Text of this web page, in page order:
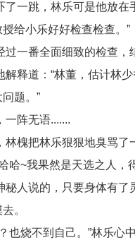
了一跳，林乐可是他放在
给小乐好好检查检查。”
过一番全面细致的检查，
解释道：“林董，估计林
题。”
一阵无语.......
林槐把林乐狠狠地臭骂了
哈~我果然是天选之人，
秘人说的，只要身体有
。
也烧不到自己。”林乐